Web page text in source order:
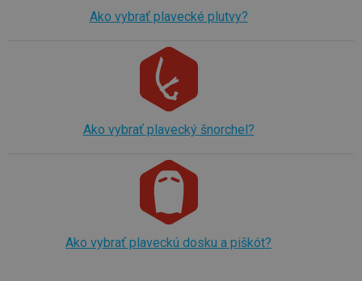
Ako vybrať plavecké plutvy?
Ako vybrať plavecký šnorchel?
Ako vybrať plaveckú dosku a piškót?